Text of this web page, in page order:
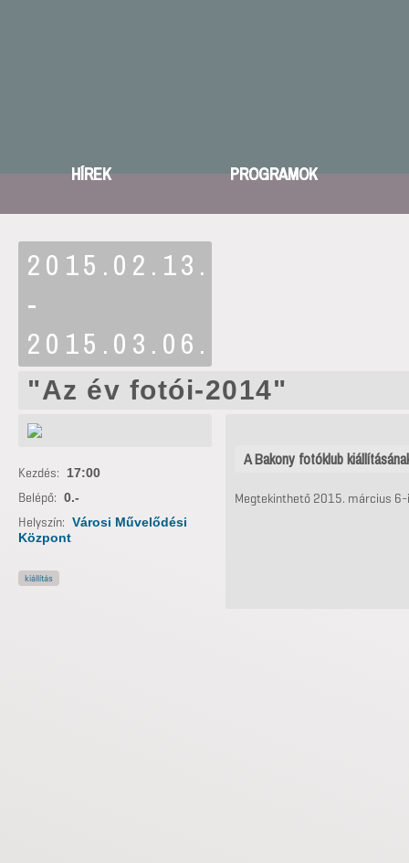
HÍREK PROGRAMOK
2015.02.13.
-
2015.03.06.
"Az év fotói-2014"
A Bakony fotóklub
Megtekinthető 2015. március 6-
Kezdés: 17:00
Belépő: 0.-
Helyszín: Városi Művelődési
Központ
kiállítás